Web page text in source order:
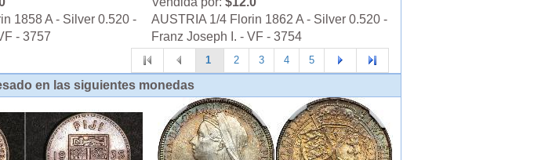
1858 A - Silver 0.520 -
- 3757
AUSTRIA 1/4 Florin 1862 A - Silver 0.520 -
Franz Joseph I. - VF - 3754
1 2 3 4 5
en las siguientes monedas